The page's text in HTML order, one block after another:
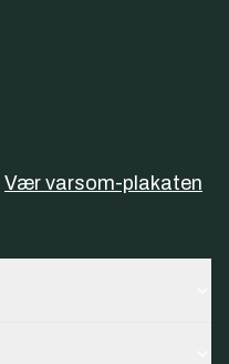
Vær varsom-plakaten